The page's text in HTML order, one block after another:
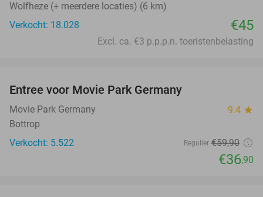
Wolfheze (+ meerdere locaties) (6 km)
Verkocht: 18.028
€45
Excl. ca. €3 p.p.p.n. toeristenbelasting
Entree voor Movie Park Germany
Movie Park Germany 9.4 star
Bottrop
Verkocht: 5.522
Regulier €59,90
€36,90